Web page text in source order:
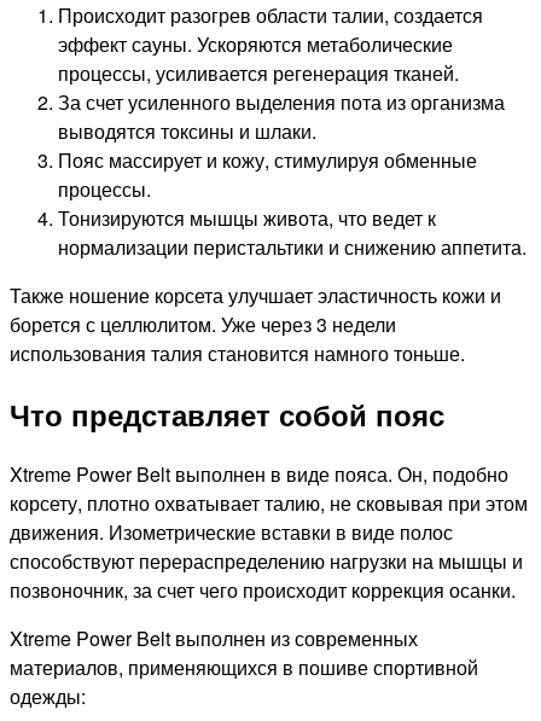
Происходит разогрев области талии, создается
эффект сауны. Ускоряются метаболические
процессы, усиливается регенерация тканей.
За счет усиленного выделения пота из организма
выводятся токсины и шлаки.
Пояс массирует и кожу, стимулируя обменные
процессы.
Тонизируются мышцы живота, что ведет к
нормализации перистальтики и снижению аппетита.
Также ношение корсета улучшает эластичность кожи и
борется с целлюлитом. Уже через 3 недели
использования талия становится намного тоньше.
Что представляет собой пояс
Xtreme Power Belt выполнен в виде пояса. Он, подобно
корсету, плотно охватывает талию, не сковывая при этом
движения. Изометрические вставки в виде полос
способствуют перераспределению нагрузки на мышцы и
позвоночник, за счет чего происходит коррекция осанки.
Xtreme Power Belt выполнен из современных
материалов, применяющихся в пошиве спортивной
одежды: